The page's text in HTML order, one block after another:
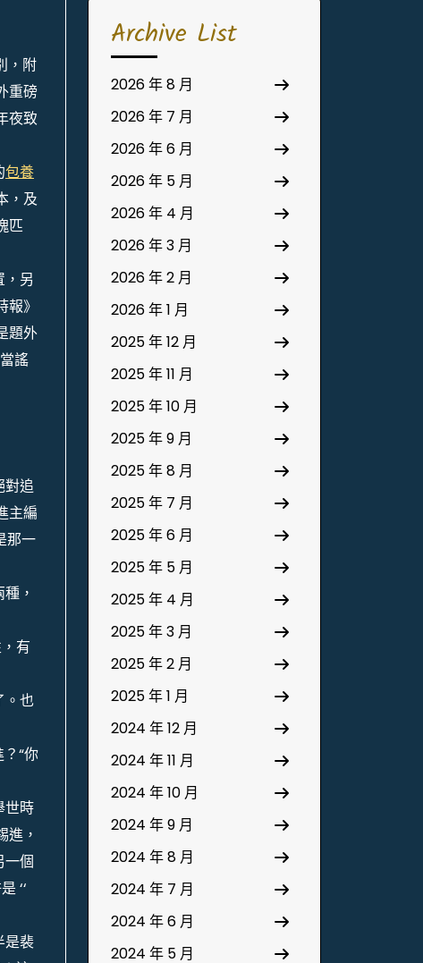
，附
重磅
夜致
包養
，及
匹
另
》
題外
謠
對追
主編
那一
，
有
。也
“你
世時
進，
一個
‘‘
是裴
Archive List
2026 年 8 月
2026 年 7 月
2026 年 6 月
2026 年 5 月
2026 年 4 月
2026 年 3 月
2026 年 2 月
2026 年 1 月
2025 年 12 月
2025 年 11 月
2025 年 10 月
2025 年 9 月
2025 年 8 月
2025 年 7 月
2025 年 6 月
2025 年 5 月
2025 年 4 月
2025 年 3 月
2025 年 2 月
2025 年 1 月
2024 年 12 月
2024 年 11 月
2024 年 10 月
2024 年 9 月
2024 年 8 月
2024 年 7 月
2024 年 6 月
2024 年 5 月